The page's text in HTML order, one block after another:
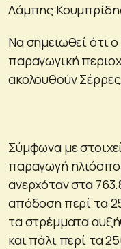
Λάμπης
Να σημειωθεί ότι
παραγωγική
ακολουθούν
Σύμφωνα με
παραγωγή
ανερχόταν στα
απόδοση περί τα
τα στρέμματα
και πάλι περί τα